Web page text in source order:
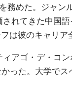
めた。ジャ
てきた中国
は彼のキャリア
アゴ・デ・
った。大学で